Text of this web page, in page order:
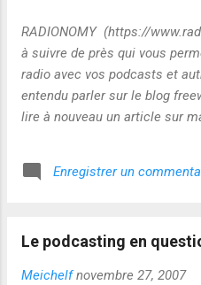
RADIONOMY (https://
à suivre de près qui vous
radio avec vos podcasts et
entendu parler sur le blog
lire à nouveau un article sur
creez-votre-propre-web-radio-
Pour l'instant, RADIONOMY
Enregistrer un
Le podcasting en
Meichelf novembre 27, 2007